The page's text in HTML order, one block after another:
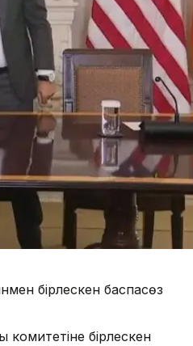
бірлескен баспасөз
бірлескен